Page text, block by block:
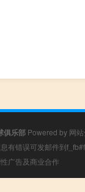
俱乐部 Powered by 网
有错误可发邮件到
广告及商业合作